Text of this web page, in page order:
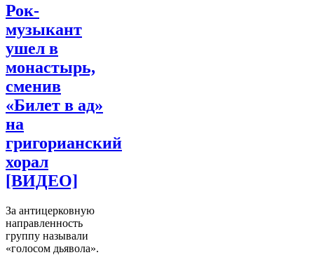
Рок-
музыкант
ушел в
монастырь,
сменив
«Билет в ад»
на
григорианский
хорал
[ВИДЕО]
За антицерковную
направленность
группу называли
«голосом дьявола».